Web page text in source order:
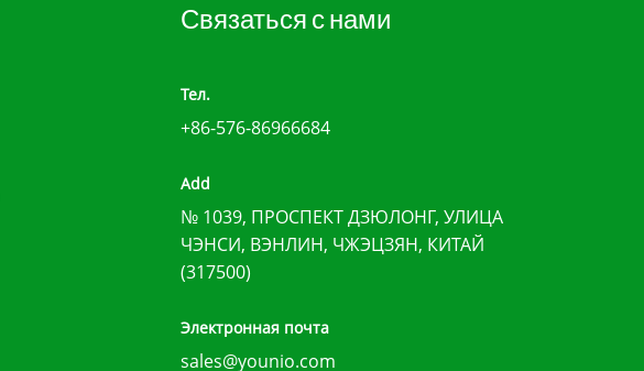
Связаться с нами
Тел.
+86-576-86966684
Add
№ 1039, ПРОСПЕКТ ДЗЮЛОНГ, УЛИЦА
ЧЭНСИ, ВЭНЛИН, ЧЖЭЦЗЯН, КИТАЙ
(317500)
Электронная почта
sales@younio.com